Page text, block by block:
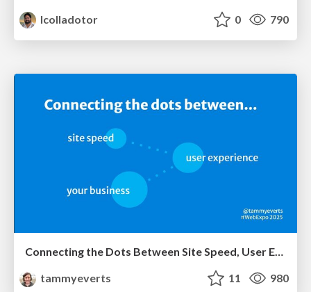
lcolladotor
0 790
Connecting the Dots Between Site Speed, User Experience & Your Business [WebExpo 2025]
tammyeverts
11 980